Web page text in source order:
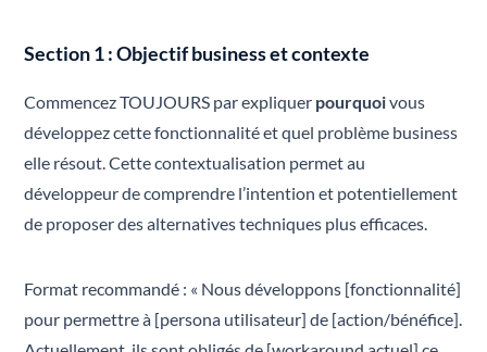
Section 1 : Objectif business et contexte
Commencez TOUJOURS par expliquer pourquoivous
développez cette fonctionnalité et quel problème business
elle résout. Cette contextualisation permet au
développeur de comprendre l’intention et potentiellement
de proposer des alternatives techniques plus efficaces.
Format recommandé : « Nous développons [fonctionnalité]
pour permettre à [persona utilisateur] de [action/bénéfice].